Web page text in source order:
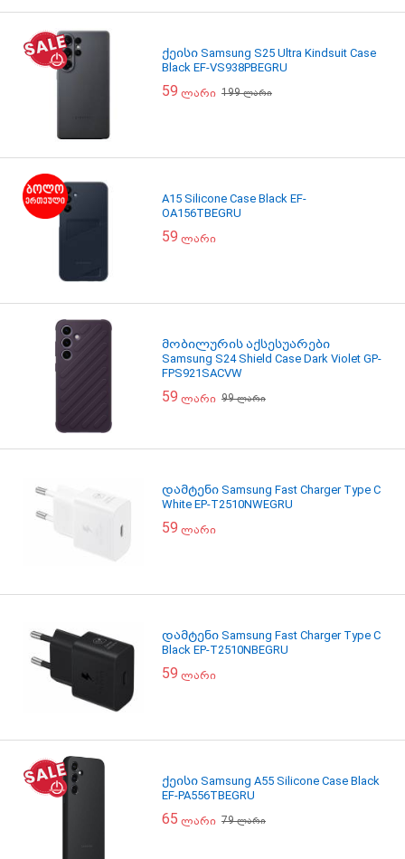
ქეისი Samsung S25 Ultra Kindsuit Case
Black EF-VS938PBEGRU
59 ლარი 199ლარი
A15 Silicone Case Black EF-
OA156TBEGRU
59 ლარი
მობილურის აქსესუარები
Samsung S24 Shield Case Dark Violet GP-
FPS921SACVW
59 ლარი 99ლარი
დამტენი Samsung Fast Charger Type C
White EP-T2510NWEGRU
59 ლარი
დამტენი Samsung Fast Charger Type C
Black EP-T2510NBEGRU
59 ლარი
ქეისი Samsung A55 Silicone Case Black
EF-PA556TBEGRU
65 ლარი 79ლარი